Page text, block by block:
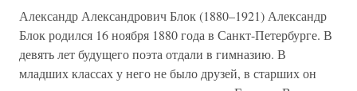
Александр Александрович Блок (1880–1921) Александр
Блок родился 16 ноября 1880 года в Санкт-Петербурге. В
девять лет будущего поэта отдали в гимназию. В
младших классах у него не было друзей, в старших он